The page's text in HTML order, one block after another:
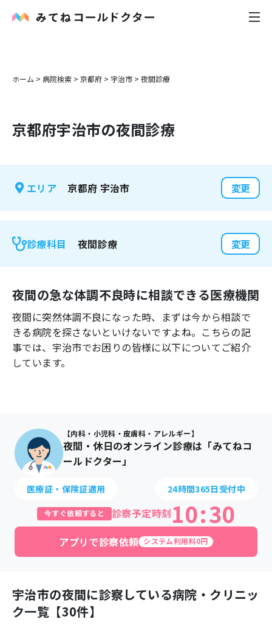
内科
花粉症
感染症
よくあるご質問
ホーム > 病院検索 > 京都府 > 宇治市 > 夜間診療
京都府宇治市の夜間診療
エリア 京都府 宇治市 変更
診療科目 夜間診療 変更
夜間の急な体調不良時に相談できる医療機関
夜間に突然体調不良になった時、まずは今から相談で
きる病院を探さないといけないですよね。こちらの記
事では、 宇治市でお困りの皆様に以下についてご紹介
しています。
【内科・小児科・皮膚科・アレルギー】
夜間・休日のオンライン診療は「みてねコ
ールドクター」
医療証・保険証適用 24時間365日受付中
今すぐ依頼すると 診察予定時刻10:30
アプリで診察依頼 システム利用料0円
宇治市の夜間に診察している病院・クリニッ
ク一覧【30件】